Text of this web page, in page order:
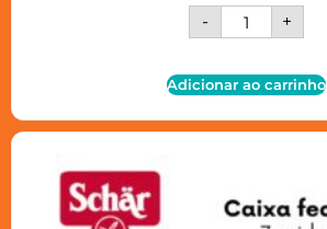
- +
Adicionar ao carrinho